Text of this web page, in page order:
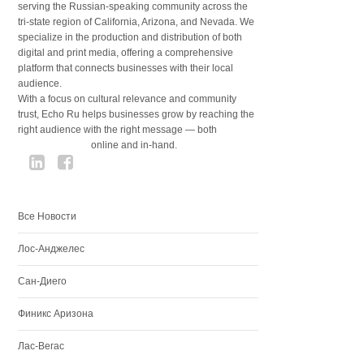
serving the Russian-speaking community across the
tri-state region of California, Arizona, and Nevada. We
specialize in the production and distribution of both
digital and print media, offering a comprehensive
platform that connects businesses with their local
audience.
With a focus on cultural relevance and community
trust, Echo Ru helps businesses grow by reaching the
right audience with the right message — both
online and in-hand.
Все Новости
Лос-Анджелес
Сан-Диего
Финикс Аризона
Лас-Вегас